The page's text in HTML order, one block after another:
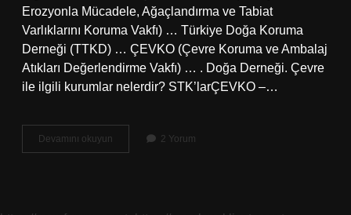
Erozyonla Mücadele, Ağaçlandırma ve Tabiat
Varlıklarını Koruma Vakfı) … Türkiye Doğa Koruma
Derneği (TTKD) … ÇEVKO (Çevre Koruma ve Ambalaj
Atıkları Değerlendirme Vakfı) … . Doğa Derneği. Çevre
ile ilgili kurumlar nelerdir? STK’larÇEVKO –…
Devamını okuyun Ülkemizdeki
Çevreci
2 Yorum